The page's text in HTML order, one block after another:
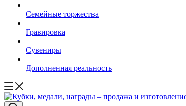
Семейные торжества
Гравировка
Сувениры
Дополненная реальность